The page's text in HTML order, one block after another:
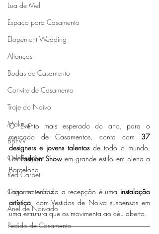
Lua de Mel
Espaço para Casamento
Elopement Wedding
Alianças
Bodas de Casamento
Convite de Casamento
Traje do Noivo
Makeup
BBFW
Celebrações
Red Carpet
Casamento Civil
Anel de Noivado
Pedido de Casamento
O Evento mais esperado do ano, para o
mercado de Casamentos, conta com 37
designers e jovens talentos de todo o mundo.
Um Fashion Show em grande estilo em plena a
Barcelona.
Logo na entrada a recepção é uma instalação
artística , com Vestidos de Noiva suspensos em
uma estrutura que os movimenta ao céu aberto.